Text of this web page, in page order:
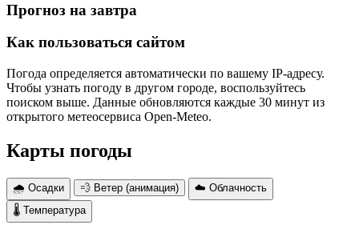
Прогноз на завтра
Как пользоваться сайтом
Погода определяется автоматически по вашему IP-адресу.
Чтобы узнать погоду в другом городе, воспользуйтесь
поиском выше. Данные обновляются каждые 30 минут из
открытого метеосервиса Open-Meteo.
Карты погоды
🌧 Осадки 💨 Ветер (анимация)
☁️ Облачность
🌡 Температура